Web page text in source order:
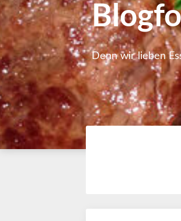
Denn wir lieben